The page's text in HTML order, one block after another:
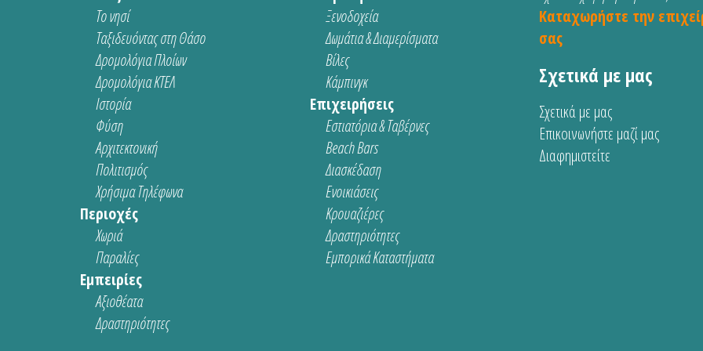
Το νησί
Ταξιδευόντας στη Θάσο
Δρομολόγια Πλοίων
Δρομολόγια ΚΤΕΛ
Ιστορία
Φύση
Αρχιτεκτονική
Πολιτισμός
Χρήσιμα Τηλέφωνα
Περιοχές
Χωριά
Παραλίες
Εμπειρίες
Αξιοθέατα
Δραστηριότητες
Ξενοδοχεία
Δωμάτια & Διαμερίσματα
Βίλες
Κάμπινγκ
Επιχειρήσεις
Εστιατόρια & Ταβέρνες
Beach Bars
Διασκέδαση
Ενοικιάσεις
Κρουαζιέρες
Δραστηριότητες
Εμπορικά Καταστήματα
Καταχωρήστε την
σας
Σχετικά με μας
Σχετικά με μας
Επικοινωνήστε μαζί μας
Διαφημιστείτε